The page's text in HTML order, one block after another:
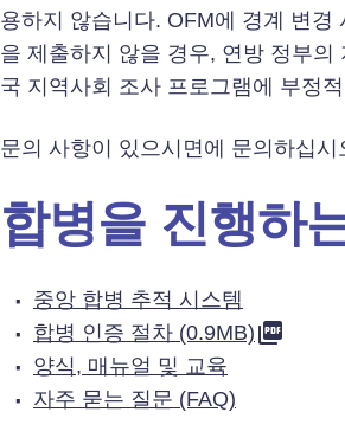
용하지 않습니다. OFM에 경계 변
을 제출하지 않을 경우, 연방 정부의
국 지역사회 조사 프로그램에 부정
문의 사항이 있으시면에 문의하십시
합병을 진행하
중앙 합병 추적 시스템
합병 인증 절차 (0.9MB)
양식, 매뉴얼 및 교육
자주 묻는 질문 (FAQ)